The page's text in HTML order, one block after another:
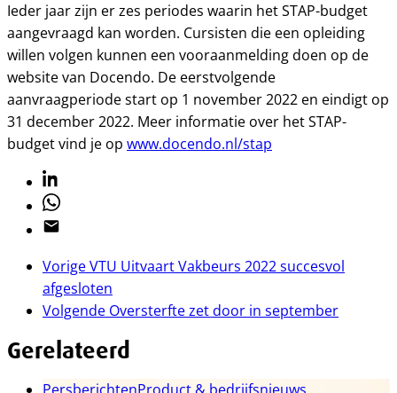
Ieder jaar zijn er zes periodes waarin het STAP-budget
aangevraagd kan worden. Cursisten die een opleiding
willen volgen kunnen een vooraanmelding doen op de
website van Docendo. De eerstvolgende
aanvraagperiode start op 1 november 2022 en eindigt op
31 december 2022. Meer informatie over het STAP-
budget vind je op www.docendo.nl/stap
Linkedin
Whatsapp
Email
VorigeVTU Uitvaart Vakbeurs 2022 succesvol
afgesloten
Volgende Oversterfte zet door in september
Gerelateerd